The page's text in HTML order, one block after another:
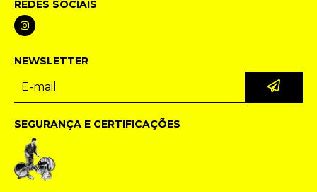
REDES SOCIAIS
NEWSLETTER
SEGURANÇA E CERTIFICAÇÕES